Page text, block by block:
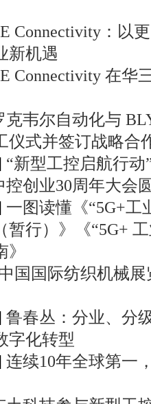
Connectivity：以
新机遇
Connectivity 在华
克韦尔自动化与
仪式并签订战略合
“新型工控启航行动
控创业30周年大会
一图读懂《“5G+工
暂行）》《“5G+
国国际纺织机械
鲁春丛：分业、分
字化转型
连续10年全球第一